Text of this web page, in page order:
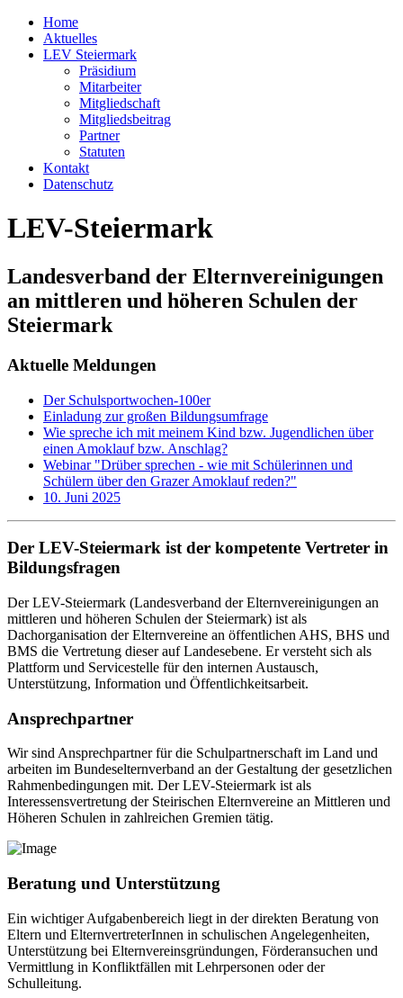
Home
Aktuelles
LEV Steiermark
Präsidium
Mitarbeiter
Mitgliedschaft
Mitgliedsbeitrag
Partner
Statuten
Kontakt
Datenschutz
LEV-Steiermark
Landesverband der Elternvereinigungen
an mittleren und höheren Schulen der
Steiermark
Aktuelle Meldungen
Der Schulsportwochen-100er
Einladung zur großen Bildungsumfrage
Wie spreche ich mit meinem Kind bzw. Jugendlichen über
einen Amoklauf bzw. Anschlag?
Webinar "Drüber sprechen - wie mit Schülerinnen und
Schülern über den Grazer Amoklauf reden?"
10. Juni 2025
Der LEV-Steiermark ist der kompetente Vertreter in
Bildungsfragen
Der LEV-Steiermark (Landesverband der Elternvereinigungen an
mittleren und höheren Schulen der Steiermark) ist als
Dachorganisation der Elternvereine an öffentlichen AHS, BHS und
BMS die Vertretung dieser auf Landesebene. Er versteht sich als
Plattform und Servicestelle für den internen Austausch,
Unterstützung, Information und Öffentlichkeitsarbeit.
Ansprechpartner
Wir sind Ansprechpartner für die Schulpartnerschaft im Land und
arbeiten im Bundeselternverband an der Gestaltung der gesetzlichen
Rahmenbedingungen mit. Der LEV-Steiermark ist als
Interessensvertretung der Steirischen Elternvereine an Mittleren und
Höheren Schulen in zahlreichen Gremien tätig.
Beratung und Unterstützung
Ein wichtiger Aufgabenbereich liegt in der direkten Beratung von
Eltern und ElternvertreterInnen in schulischen Angelegenheiten,
Unterstützung bei Elternvereinsgründungen, Förderansuchen und
Vermittlung in Konfliktfällen mit Lehrpersonen oder der
Schulleitung.